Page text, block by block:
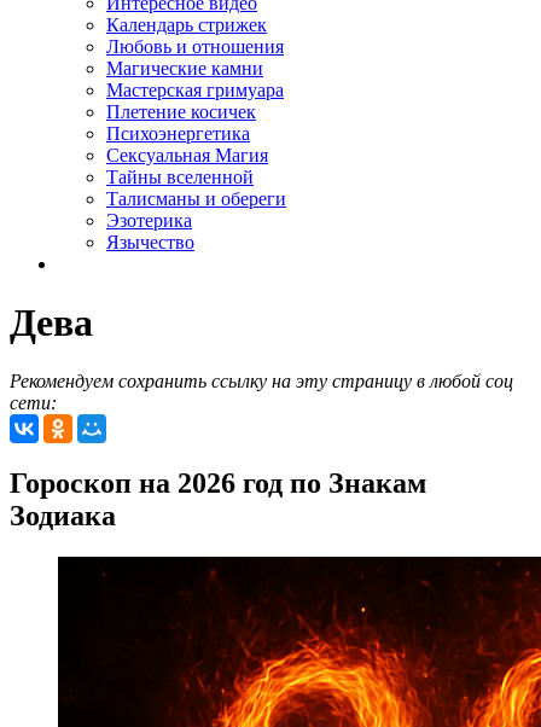
Календарь стрижек
Любовь и отношения
Магические камни
Мастерская гримуара
Плетение косичек
Психоэнергетика
Сексуальная Магия
Тайны вселенной
Талисманы и обереги
Эзотерика
Язычество
Дева
Рекомендуем сохранить ссылку на эту страницу в любой соц
сети:
Гороскоп на 2026 год по Знакам
Зодиака